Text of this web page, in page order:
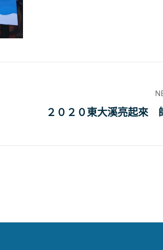
２０２０東大溪亮起來